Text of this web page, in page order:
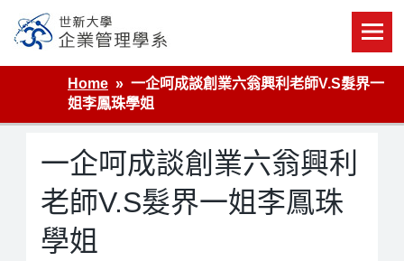
content
世新大學企業管理學系
Home
一企呵成談創業六翁興利老師V.S髮界一
姐李鳳珠學姐
一企呵成談創業六翁興利
老師V.S髮界一姐李鳳珠
學姐